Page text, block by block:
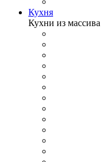
Кухня
Кухни из массива